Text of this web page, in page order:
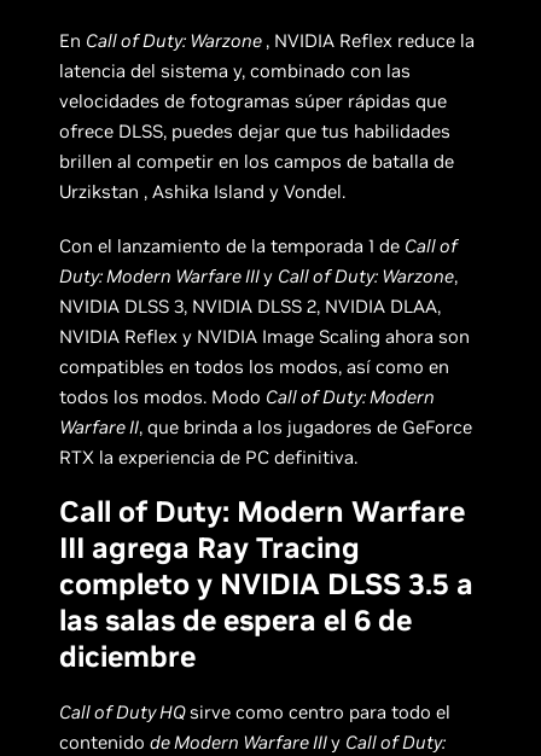
En Call of Duty: Warzone , NVIDIA Reflex reduce la
latencia del sistema y, combinado con las
velocidades de fotogramas súper rápidas que
ofrece DLSS, puedes dejar que tus habilidades
brillen al competir en los campos de batalla de
Urzikstan , Ashika Island y Vondel.
Con el lanzamiento de la temporada 1 de Call of
Duty: Modern Warfare IIIy Call of Duty: Warzone,
NVIDIA DLSS 3, NVIDIA DLSS 2, NVIDIA DLAA,
NVIDIA Reflex y NVIDIA Image Scaling ahora son
compatibles en todos los modos, así como en
todos los modos. Modo Call of Duty: Modern
Warfare II, que brinda a los jugadores de GeForce
RTX la experiencia de PC definitiva.
Call of Duty: Modern Warfare
III agrega Ray Tracing
completo y NVIDIA DLSS 3.5 a
las salas de espera el 6 de
diciembre
Call of Duty HQsirve como centro para todo el
contenidode Modern Warfare IIIy Call of Duty: